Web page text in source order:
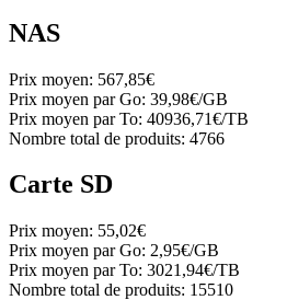
NAS
Prix moyen: 567,85€
Prix moyen par Go: 39,98€/GB
Prix moyen par To: 40936,71€/TB
Nombre total de produits: 4766
Carte SD
Prix moyen: 55,02€
Prix moyen par Go: 2,95€/GB
Prix moyen par To: 3021,94€/TB
Nombre total de produits: 15510